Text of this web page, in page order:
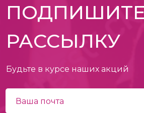
РАССЫЛКУ
Будьте в курсе наших акций